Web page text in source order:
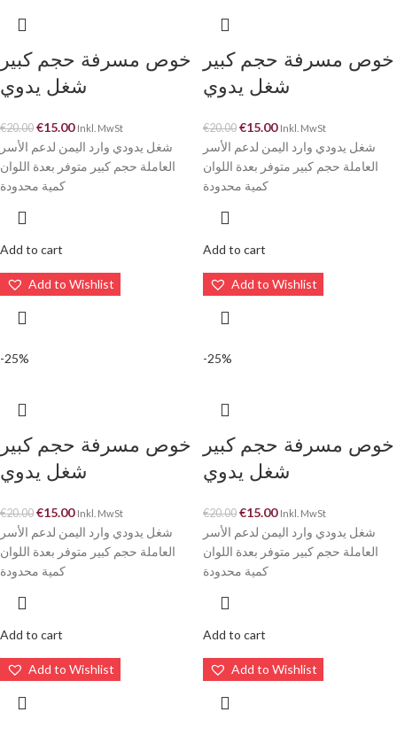
خوص مسرفة حجم كبير
شغل يدوي
€20.00 €15.00 Inkl. MwSt
شغل يدودي وارد اليمن لدعم الأسر
العاملة حجم كبير متوفر بعدة اللوان
كمية محدودة
Add to cart
Add to Wishlist
خوص مسرفة حجم كبير
شغل يدوي
€20.00 €15.00 Inkl. MwSt
شغل يدودي وارد اليمن لدعم الأسر
العاملة حجم كبير متوفر بعدة اللوان
كمية محدودة
Add to cart
Add to Wishlist
-25%
خوص مسرفة حجم كبير
شغل يدوي
€20.00 €15.00 Inkl. MwSt
شغل يدودي وارد اليمن لدعم الأسر
العاملة حجم كبير متوفر بعدة اللوان
كمية محدودة
Add to cart
Add to Wishlist
-25%
خوص مسرفة حجم كبير
شغل يدوي
€20.00 €15.00 Inkl. MwSt
شغل يدودي وارد اليمن لدعم الأسر
العاملة حجم كبير متوفر بعدة اللوان
كمية محدودة
Add to cart
Add to Wishlist